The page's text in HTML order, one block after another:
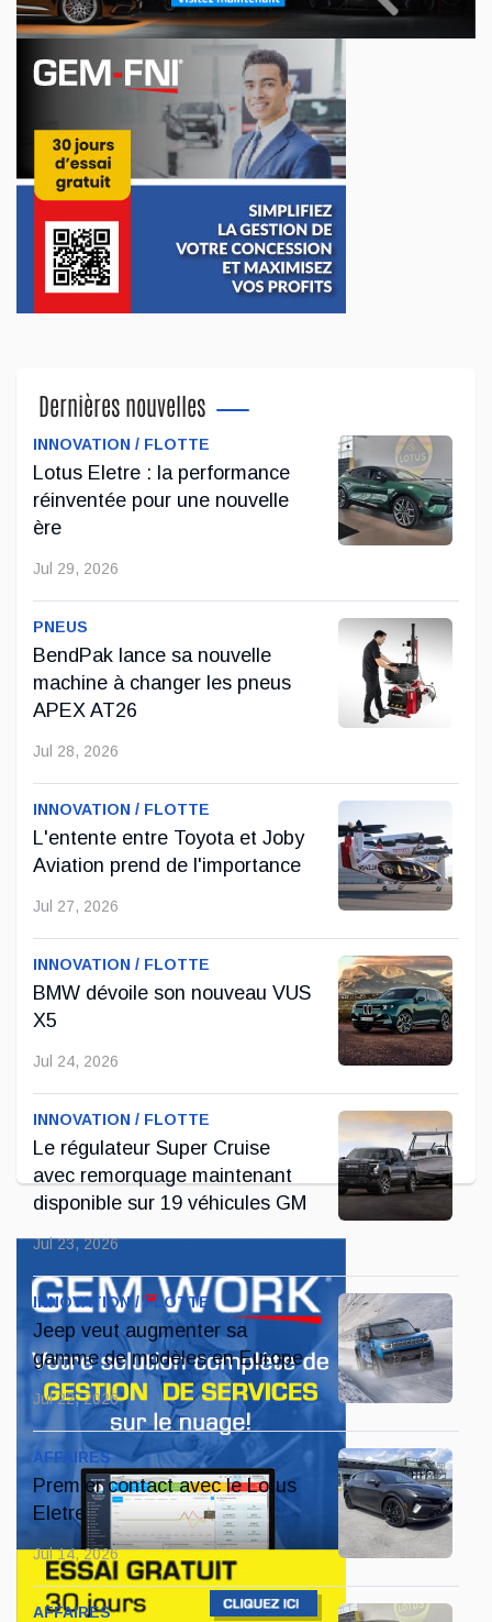
Par un froid mordant de février, sur la piste glacée de
Mirabel, deux nouveaux pneus d'hiver signés General Tire
ont démontré qu'ils n'étaient pas là pour faire de la figuration.
...
Mai 29, 2026
SPÉCIAL SALON DE L’AUTO DE MONTRÉAL :
Toyota GR86 Yuzu Edition : une icône japonaise
en jaune éclatant
Hommage assumé à la culture tuner, la GR86 Yuzu Edition
...
Jan 19, 2026
BMW–MINI : Retail.Next, la concession
repensée pour l’ère émotionnelle de la mobilité
Depuis quelques années, l’industrie automobile vit une
transformation qui dépasse le produit. Les véhicules
deviennent électriques, connectés, personnalisables à
l’extrême, et les client...
Ford Maverick XLT Hybride AWD – super
pratique et excellente valeur
Le Ford Maverick XLT Hybride AWD 2025 offre un mélange
convaincant de rendement énergétique, de praticité et de
offre une excellente ...
Sep 05, 2025
Dernières nouvelles
INNOVATION / FLOTTE
Lotus Eletre : la performance
réinventée pour une nouvelle
ère
Jul 29, 2026
PNEUS
BendPak lance sa nouvelle
machine à changer les pneus
APEX AT26
Jul 28, 2026
INNOVATION / FLOTTE
L'entente entre Toyota et Joby
Aviation prend de l'importance
Jul 27, 2026
INNOVATION / FLOTTE
BMW dévoile son nouveau VUS
X5
Jul 24, 2026
INNOVATION / FLOTTE
Le régulateur Super Cruise
avec remorquage maintenant
disponible sur 19 véhicules GM
Jul 23, 2026
INNOVATION / FLOTTE
Jeep veut augmenter sa
gamme de modèles en Europe
Jul 22, 2026
AFFAIRES
Premier contact avec le Lotus
Eletre
Jul 14, 2026
AFFAIRES